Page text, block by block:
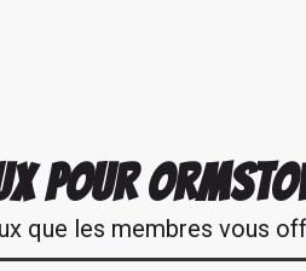
POUR
que les membres vous